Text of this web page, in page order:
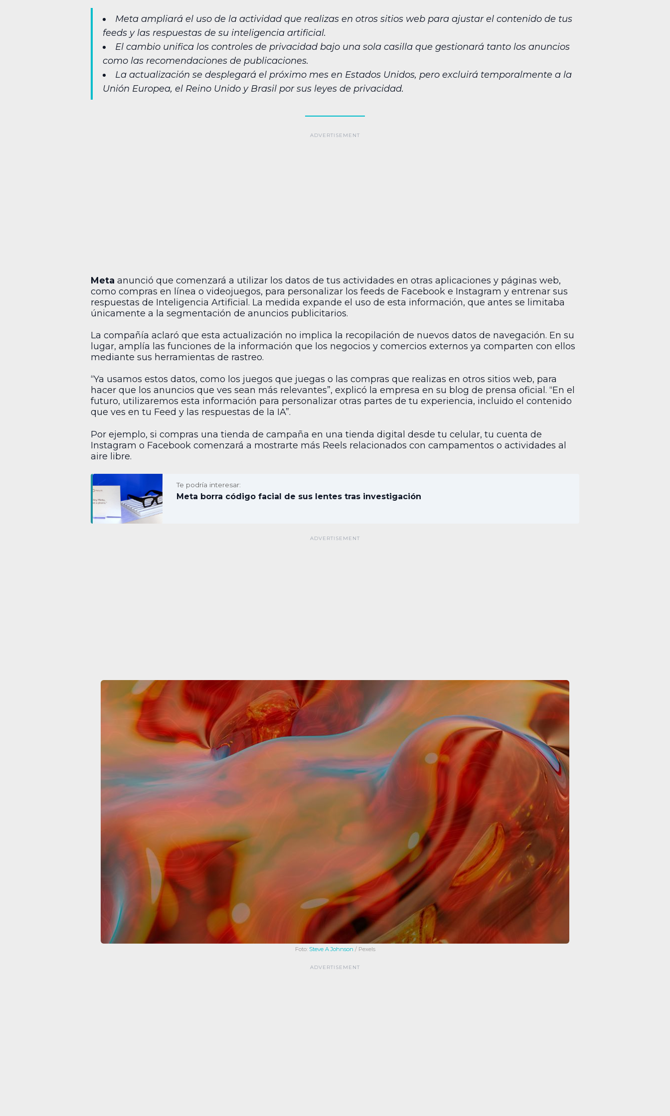
Meta ampliará el uso de la actividad que realizas en otros sitios web para ajustar el contenido de tus
feeds y las respuestas de su inteligencia artificial.
El cambio unifica los controles de privacidad bajo una sola casilla que gestionará tanto los anuncios
como las recomendaciones de publicaciones.
La actualización se desplegará el próximo mes en Estados Unidos, pero excluirá temporalmente a la
Unión Europea, el Reino Unido y Brasil por sus leyes de privacidad.
Meta anunció que comenzará a utilizar los datos de tus actividades en otras aplicaciones y páginas web,
como compras en línea o videojuegos, para personalizar los feeds de Facebook e Instagram y entrenar sus
respuestas de Inteligencia Artificial. La medida expande el uso de esta información, que antes se limitaba
únicamente a la segmentación de anuncios publicitarios.
La compañía aclaró que esta actualización no implica la recopilación de nuevos datos de navegación. En su
lugar, amplía las funciones de la información que los negocios y comercios externos ya comparten con ellos
mediante sus herramientas de rastreo.
“Ya usamos estos datos, como los juegos que juegas o las compras que realizas en otros sitios web, para
hacer que los anuncios que ves sean más relevantes”, explicó la empresa en su blog de prensa oficial. “En el
futuro, utilizaremos esta información para personalizar otras partes de tu experiencia, incluido el contenido
que ves en tu Feed y las respuestas de la IA”.
Por ejemplo, si compras una tienda de campaña en una tienda digital desde tu celular, tu cuenta de
Instagram o Facebook comenzará a mostrarte más Reels relacionados con campamentos o actividades al
aire libre.
Te podría interesar:
Meta borra código facial de sus lentes tras investigación
Foto: Steve A Johnson / Pexels